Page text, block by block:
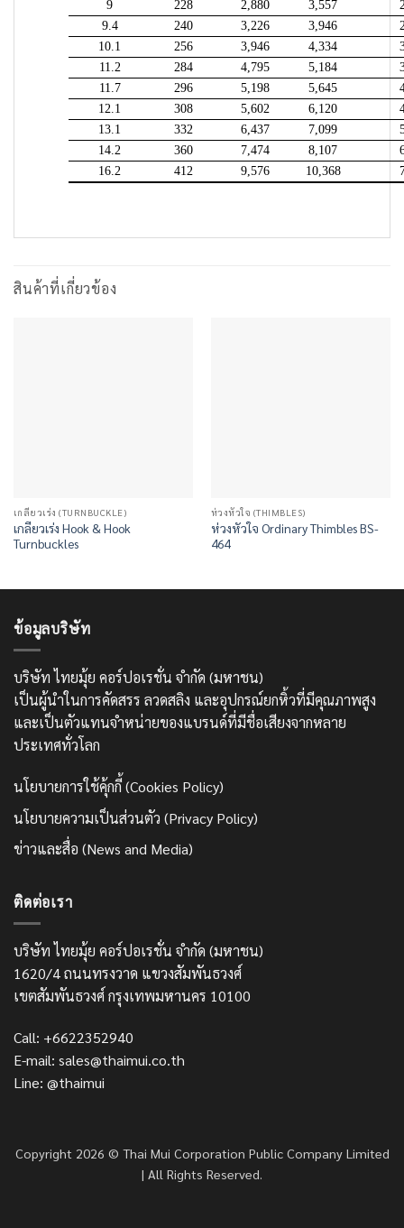
9
228 2,880 3,557
9.4
240 3,226 3,946
10.1
256 3,946 4,334
11.2
284 4,795 5,184
11.7
296 5,198 5,645
12.1
308 5,602 6,120
13.1
332 6,437 7,099
14.2
360 7,474 8,107
16.2
412 9,576 10,368
สินค้าที่เกี่ยวข้อง
เกลียวเร่ง (TURNBUCKLE)
เกลียวเร่ง Hook & Hook
Turnbuckles
ห่วงหัวใจ (THIMBLES)
ห่วงหัวใจ Ordinary Thimbles BS-
464
ข้อมูลบริษัท
บริษัท ไทยมุ้ย คอร์ปอเรชั่น จำกัด (มหาชน)
เป็นผู้นำในการคัดสรร ลวดสลิง และอุปกรณ์ยกหิ้วที่มีคุณภาพสูง
และเป็นตัวแทนจำหน่ายของแบรนด์ที่มีชื่อเสียงจากหลาย
ประเทศทั่วโลก
นโยบายการใช้คุ้กกี้ (Cookies Policy)
นโยบายความเป็นส่วนตัว (Privacy Policy)
ข่าวและสื่อ (News and Media)
ติดต่อเรา
บริษัท ไทยมุ้ย คอร์ปอเรชั่น จำกัด (มหาชน)
1620/4 ถนนทรงวาด แขวงสัมพันธวงศ์
เขตสัมพันธวงศ์ กรุงเทพมหานคร 10100
Call: +6622352940
E-mail: sales@thaimui.co.th
Line: @thaimui
Copyright 2026 © Thai Mui Corporation Public Company Limited
| All Rights Reserved.